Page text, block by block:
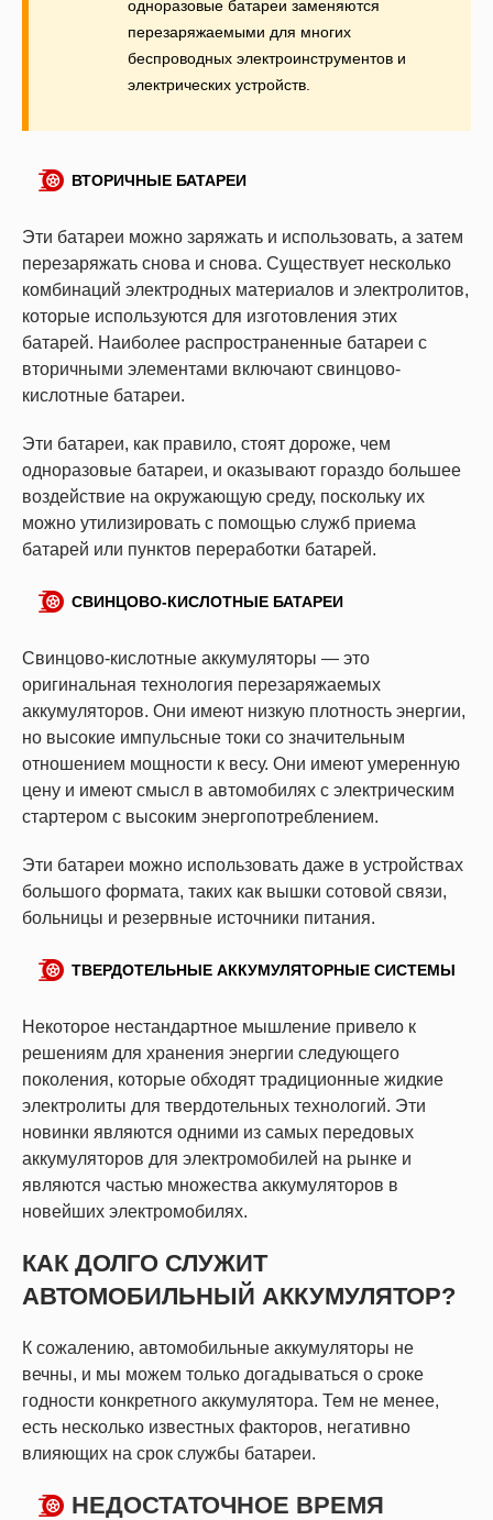
одноразовые батареи заменяются
перезаряжаемыми для многих
беспроводных электроинструментов и
электрических устройств.
ВТОРИЧНЫЕ БАТАРЕИ
Эти батареи можно заряжать и использовать, а затем
перезаряжать снова и снова. Существует несколько
комбинаций электродных материалов и электролитов,
которые используются для изготовления этих
батарей. Наиболее распространенные батареи с
вторичными элементами включают свинцово-
кислотные батареи.
Эти батареи, как правило, стоят дороже, чем
одноразовые батареи, и оказывают гораздо большее
воздействие на окружающую среду, поскольку их
можно утилизировать с помощью служб приема
батарей или пунктов переработки батарей.
СВИНЦОВО-КИСЛОТНЫЕ БАТАРЕИ
Свинцово-кислотные аккумуляторы — это
оригинальная технология перезаряжаемых
аккумуляторов. Они имеют низкую плотность энергии,
но высокие импульсные токи со значительным
отношением мощности к весу. Они имеют умеренную
цену и имеют смысл в автомобилях с электрическим
стартером с высоким энергопотреблением.
Эти батареи можно использовать даже в устройствах
большого формата, таких как вышки сотовой связи,
больницы и резервные источники питания.
ТВЕРДОТЕЛЬНЫЕ АККУМУЛЯТОРНЫЕ СИСТЕМЫ
Некоторое нестандартное мышление привело к
решениям для хранения энергии следующего
поколения, которые обходят традиционные жидкие
электролиты для твердотельных технологий. Эти
новинки являются одними из самых передовых
аккумуляторов для электромобилей на рынке и
являются частью множества аккумуляторов в
новейших электромобилях.
КАК ДОЛГО СЛУЖИТ
АВТОМОБИЛЬНЫЙ АККУМУЛЯТОР?
К сожалению, автомобильные аккумуляторы не
вечны, и мы можем только догадываться о сроке
годности конкретного аккумулятора. Тем не менее,
есть несколько известных факторов, негативно
влияющих на срок службы батареи.
НЕДОСТАТОЧНОЕ ВРЕМЯ